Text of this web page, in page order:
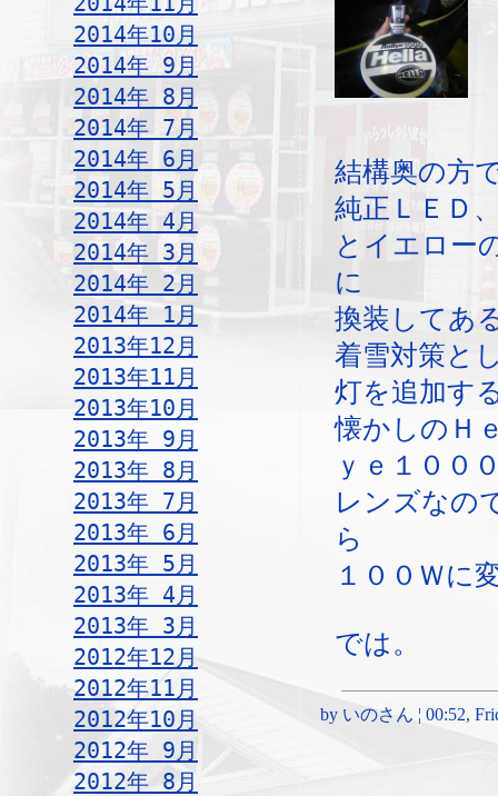
2014年10月
2014年 9月
2014年 8月
2014年 7月
2014年 6月
2014年 5月
2014年 4月
2014年 3月
2014年 2月
2014年 1月
2013年12月
2013年11月
2013年10月
2013年 9月
2013年 8月
2013年 7月
2013年 6月
2013年 5月
2013年 4月
2013年 3月
2012年12月
2012年11月
2012年10月
2012年 9月
2012年 8月
結構奥の方
純正ＬＥＤ
とイエロー
に
換装してあ
着雪対策と
灯を追加す
懐かしのＨ
ｙｅ１００
レンズなの
ら
１００Ｗに
では。
by いのさん ¦ 00:52,